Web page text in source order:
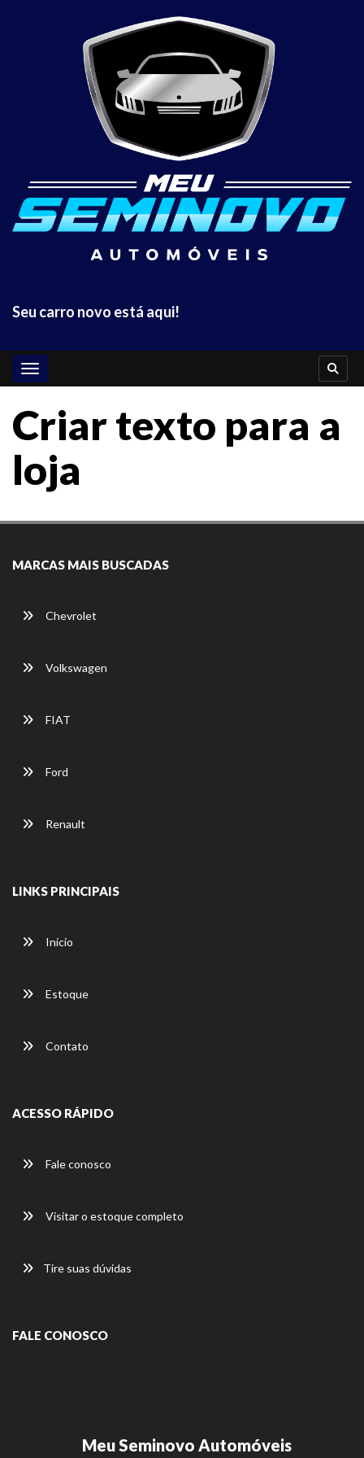
Seu carro novo está aqui!
Toggle navigation
Criar texto para a
loja
MARCAS MAIS BUSCADAS
Chevrolet
Volkswagen
FIAT
Ford
Renault
LINKS PRINCIPAIS
Início
Estoque
Contato
ACESSO RÁPIDO
Fale conosco
Visitar o estoque completo
Tire suas dúvidas
FALE CONOSCO
Meu Seminovo Automóveis